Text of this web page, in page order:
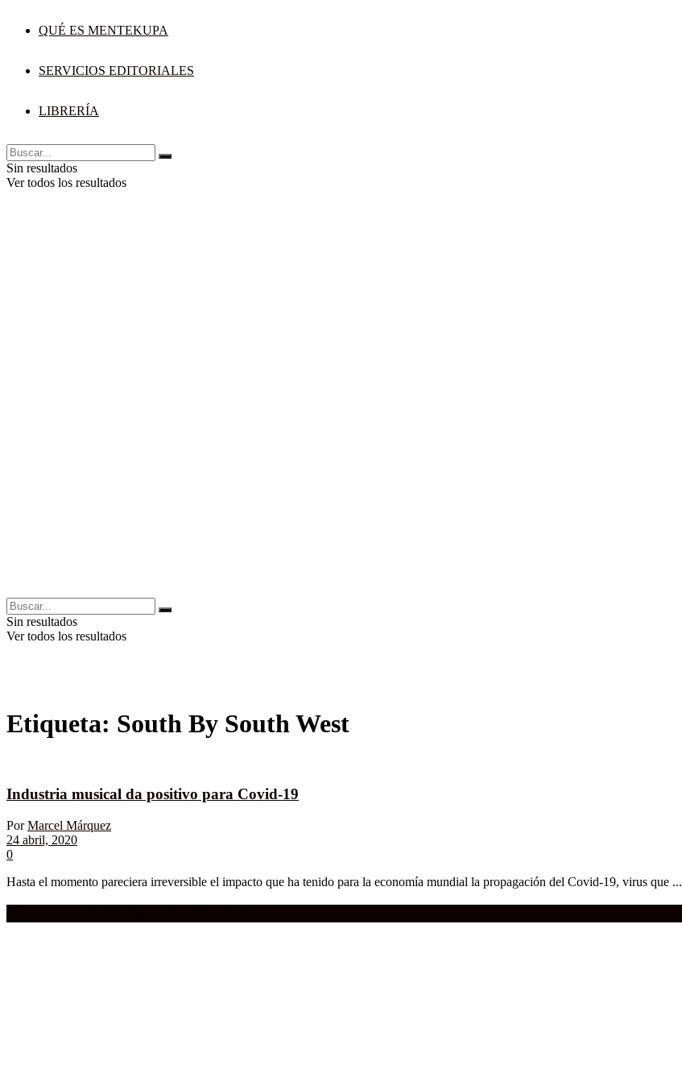
QUÉ ES MENTEKUPA
SERVICIOS EDITORIALES
LIBRERÍA
Sin resultados
Ver todos los resultados
Sin resultados
Ver todos los resultados
Etiqueta: South By South West
Industria musical da positivo para Covid-19
Por Marcel Márquez
24 abril, 2020
0
Hasta el momento pareciera irreversible el impacto que ha tenido para la economía mundial la propagación del Covid-19, virus que ...